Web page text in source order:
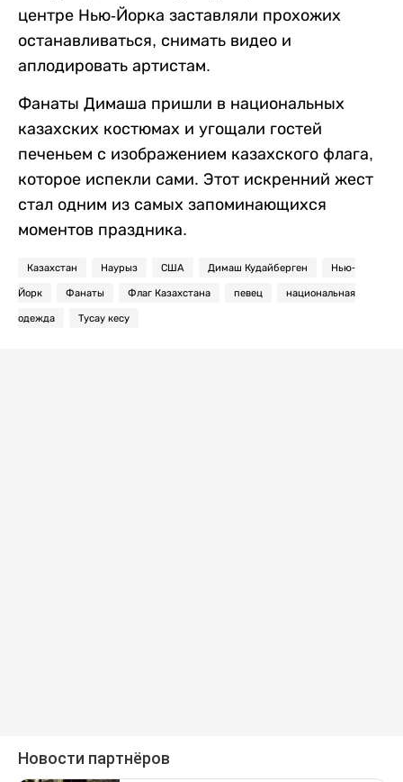
центре Нью-Йорка заставляли прохожих
останавливаться, снимать видео и
аплодировать артистам.
Фанаты Димаша пришли в национальных
казахских костюмах и угощали гостей
печеньем с изображением казахского флага,
которое испекли сами. Этот искренний жест
стал одним из самых запоминающихся
моментов праздника.
Казахстан Наурыз США Димаш Кудайберген Нью-
Йорк Фанаты Флаг Казахстана певец национальная
одежда Тусау кесу